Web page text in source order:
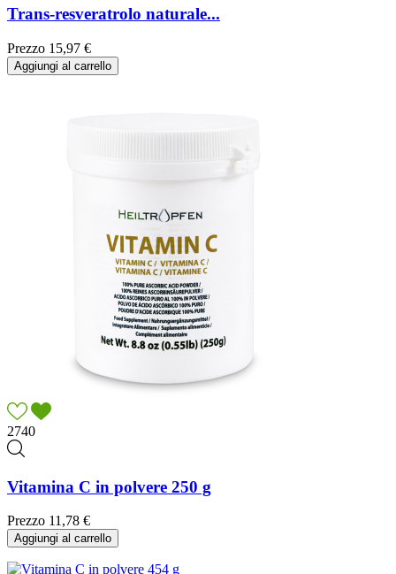
Trans-resveratrolo naturale...
Prezzo 15,97 €
Aggiungi al carrello
2740
Vitamina C in polvere 250 g
Prezzo 11,78 €
Aggiungi al carrello